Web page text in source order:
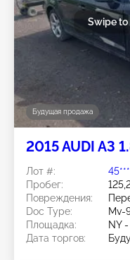
Будущая продажа
Swipe to
2015 AUDI A3
Лот #:
Пробег:
Повреждения:
Doc Type:
Mv-
Площадка:
NY
Дата торгов: